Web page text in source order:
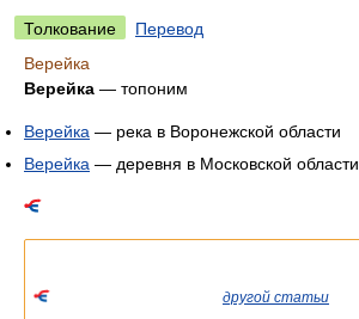
Толкование
Перевод
Верейка
Верейка — топоним
Верейка — река в Воронежской области
Верейка — деревня в Московской области
другой статьи